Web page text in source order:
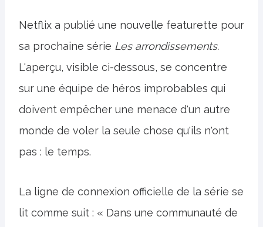
Netflix a publié une nouvelle featurette pour
sa prochaine série Les arrondissements.
L'aperçu, visible ci-dessous, se concentre
sur une équipe de héros improbables qui
doivent empêcher une menace d'un autre
monde de voler la seule chose qu'ils n'ont
pas : le temps.
La ligne de connexion officielle de la série se
lit comme suit : « Dans une communauté de